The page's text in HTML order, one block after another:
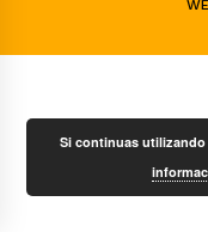
Si continuas